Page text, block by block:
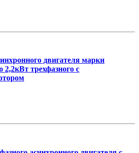
двигателя марки
трехфазного с